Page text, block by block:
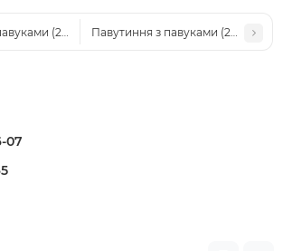
(20гр) зеленеПавутиння з павуками (20гр) біле
07